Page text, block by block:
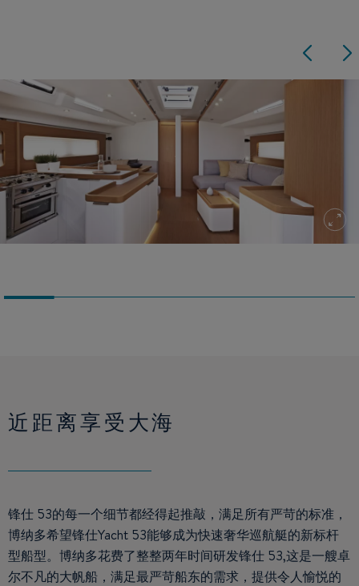
近距离享受大海
锋仕 53的每一个细节都经得起推敲，满足所有严苛的标准，
博纳多希望锋仕Yacht 53能够成为快速奢华巡航艇的新标杆
型船型。博纳多花费了整整两年时间研发锋仕 53,这是一艘卓
尔不凡的大帆船，满足最严苛船东的需求，提供令人愉悦的